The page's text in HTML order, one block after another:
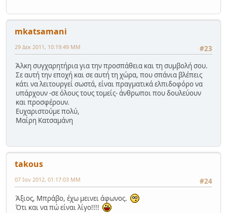
mkatsamani
#23
29 Δεκ 2011, 10:19:49 ΜΜ
Άλκη συγχαρητήρια για την προσπάθεια και τη συμβολή σου.
Σε αυτή την εποχή και σε αυτή τη χώρα, που σπάνια βλέπεις
κάτι να λειτουργεί σωστά, είναι πραγματικά ελπιδοφόρο να
υπάρχουν -σε όλους τους τομείς- άνθρωποι που δουλεύουν
και προσφέρουν.
Ευχαριστούμε πολύ,
Μαίρη Κατσαμάνη
takous
#24
07 Ιαν 2012, 01:17:03 ΜΜ
Άξιος, Μπράβο, έχω μεινει άφωνος.
Ότι και να πώ είναι λίγο!!!!